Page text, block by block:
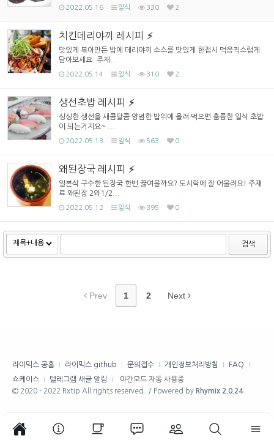
2022.05.16 일식 330 2
치킨데리야끼 레시피
맛있게 볶아만든 밥에 데리야끼 소스를 맛있게 한접시 먹음직스럽게
담아보세요. 주재...
2022.05.14 일식 310 2
생선초밥 레시피
싱싱한 생선을 새콤달콤 양념한 밥위에 올려 먹으면 훌륭한 일식 초밥
이 되는거지요~ ...
2022.05.13 일식 563 0
왜된장국 레시피
일본식 구수한 된장국 한번 끓여볼까요? 도시락에 잘 어울려요! 주재
료 왜된장 2와1/2...
2022.05.12 일식 395 0
검색
Prev 1 2 Next
라이믹스 공홈 라이믹스 github 문의접수 개인정보처리방침
FAQ
쇼케이스
텔레그램 새글 알림
야간모드 자동 사용중
© 2020 - 2022 Rxtip All rights reserved. / Powered by Rhymix 2.0.24